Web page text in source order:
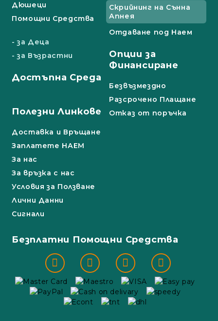
Дюшеци
Помощни Средства
- за Деца
- за Възрастни
Достъпна Среда
Скрийнинг на Сънна
Апнея
Отдаване под Наем
Опции за
Финансиране
Безвъзмездно
Разсрочено Плащане
Полезни Линкове
Доставка и Връщане
Заплатете НАЕМ
За нас
За връзка с нас
Условия за Ползване
Лични Данни
Сигнали
Отказ от поръчка
Безплатни Помощни Средства